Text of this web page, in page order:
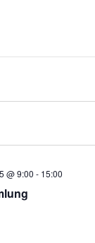
@ 9:00 - 15:00